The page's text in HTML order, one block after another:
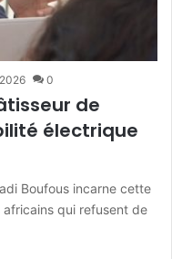
0
de
électrique
Boufous incarne cette
africains qui refusent de